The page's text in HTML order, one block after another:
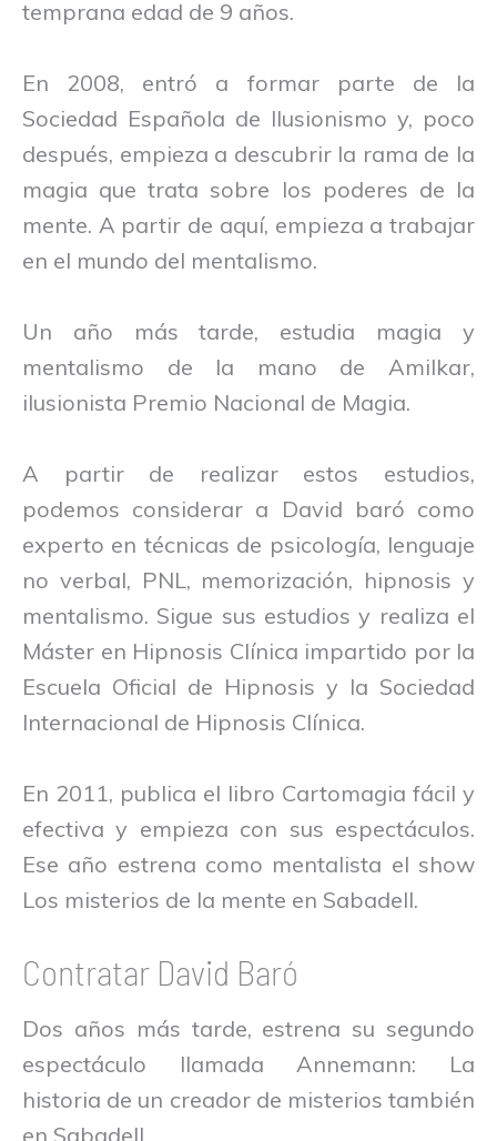
temprana edad de 9 años.
En 2008, entró a formar parte de la
Sociedad Española de Ilusionismo y, poco
después, empieza a descubrir la rama de la
magia que trata sobre los poderes de la
mente. A partir de aquí, empieza a trabajar
en el mundo del mentalismo.
Un año más tarde, estudia magia y
mentalismo de la mano de Amilkar,
ilusionista Premio Nacional de Magia.
A partir de realizar estos estudios,
podemos considerar a David baró como
experto en técnicas de psicología, lenguaje
no verbal, PNL, memorización, hipnosis y
mentalismo. Sigue sus estudios y realiza el
Máster en Hipnosis Clínica impartido por la
Escuela Oficial de Hipnosis y la Sociedad
Internacional de Hipnosis Clínica.
En 2011, publica el libro Cartomagia fácil y
efectiva y empieza con sus espectáculos.
Ese año estrena como mentalista el show
Los misterios de la mente en Sabadell.
Contratar David Baró
Dos años más tarde, estrena su segundo
espectáculo llamada Annemann: La
historia de un creador de misterios también
en Sabadell.